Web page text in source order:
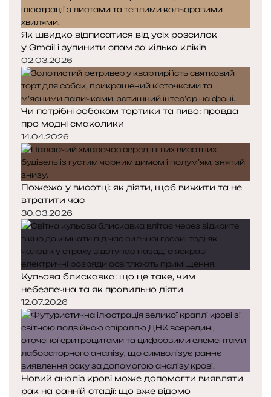
Як швидко відписатися від усіх розсилок
у Gmail і зупинити спам за кілька кліків
02.03.2026
Чи потрібні собакам тортики та пиво: правда
про модні смаколики
14.04.2026
Пожежа у висотці: як діяти, щоб вижити та не
втратити час
30.03.2026
Кульова блискавка: що це таке, чим
небезпечна та як правильно діяти
12.07.2026
Новий аналіз крові може допомогти виявляти
рак на ранній стадії: що вже відомо